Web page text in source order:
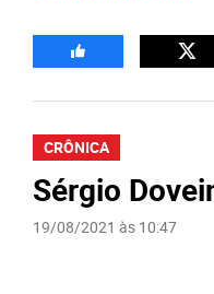
CRÔNICA
Sérgio
19/08/2021 às 10:47